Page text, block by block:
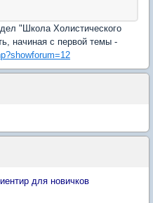
"Школа Холистического
начиная с первой темы -
для новичков